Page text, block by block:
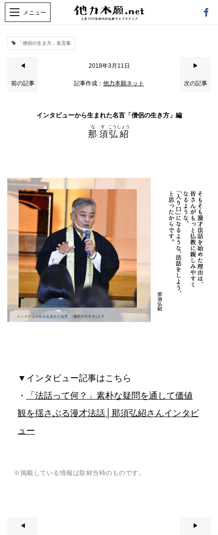
「僧侶の生き方」名言集
◀
前の記事
2018年3月11日
記事作成： 他力本願ネット
▶
次の記事
インタビューから生まれた名言「僧侶の生き方」編
那 須
なす
弘紹
こうしょう
▼インタビュー記事はこちら
・
「法話って何？」素朴な疑問を通して価値
観を揺さぶる漫才法話│那須弘紹さんインタビ
ュー
※掲載している情報は取材当時のものです。
◀ ▶